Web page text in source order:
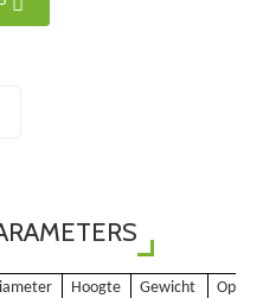
Hoogte Gewicht